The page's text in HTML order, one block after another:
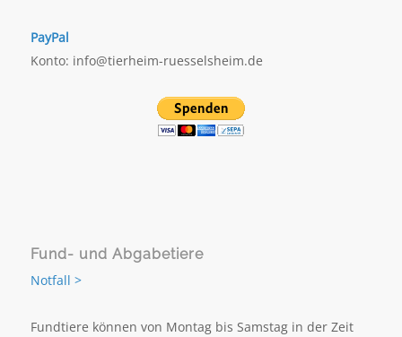
PayPal
Konto: info@tierheim-ruesselsheim.de
Fund- und Abgabetiere
Notfall >
Fundtiere können von Montag bis Samstag in der Zeit